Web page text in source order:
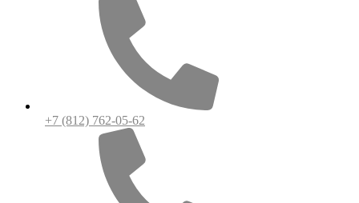
+7 (812) 762-05-62